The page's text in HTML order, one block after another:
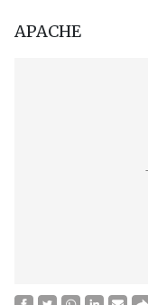
APACHE